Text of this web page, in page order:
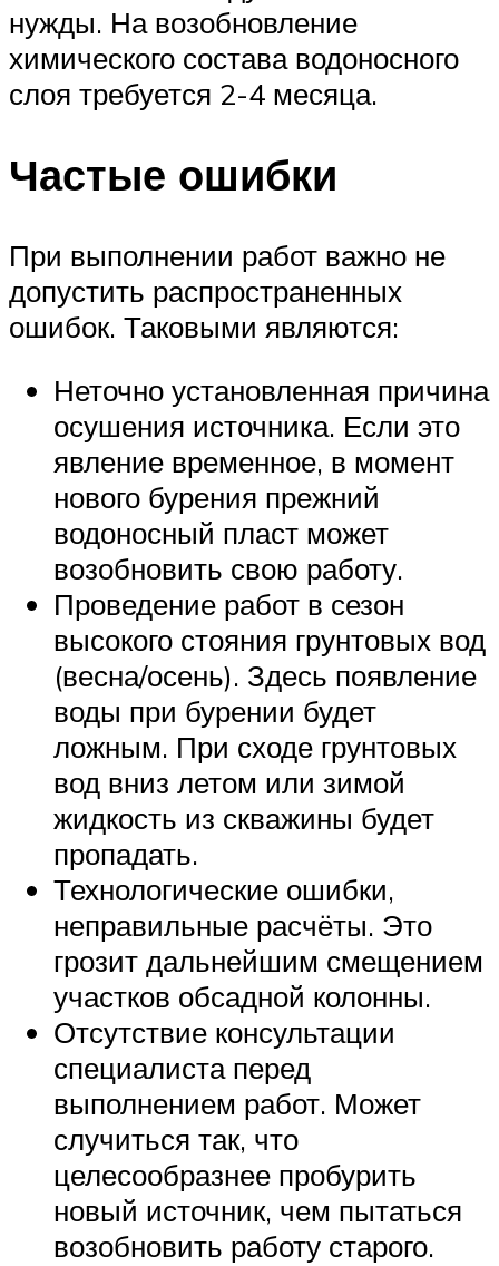
нужды. На возобновление
химического состава водоносного
слоя требуется 2-4 месяца.
Частые ошибки
При выполнении работ важно не
допустить распространенных
ошибок. Таковыми являются:
Неточно установленная причина
осушения источника. Если это
явление временное, в момент
нового бурения прежний
водоносный пласт может
возобновить свою работу.
Проведение работ в сезон
высокого стояния грунтовых вод
(весна/осень). Здесь появление
воды при бурении будет
ложным. При сходе грунтовых
вод вниз летом или зимой
жидкость из скважины будет
пропадать.
Технологические ошибки,
неправильные расчёты. Это
грозит дальнейшим смещением
участков обсадной колонны.
Отсутствие консультации
специалиста перед
выполнением работ. Может
случиться так, что
целесообразнее пробурить
новый источник, чем пытаться
возобновить работу старого.